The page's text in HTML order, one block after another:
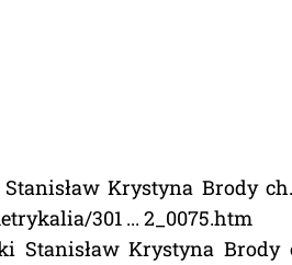
Krystyna Brody
301 ... 2_0075.htm
Stanisław Krystyna